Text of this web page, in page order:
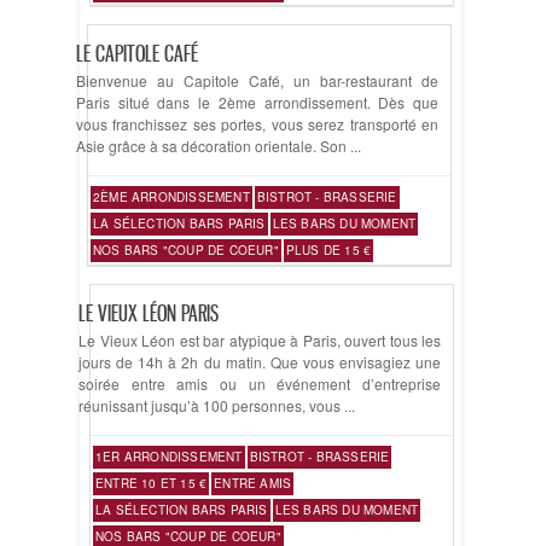
LE CAPITOLE CAFÉ
Bienvenue au Capitole Café, un bar-restaurant de
Paris situé dans le 2ème arrondissement. Dès que
vous franchissez ses portes, vous serez transporté en
Asie grâce à sa décoration orientale. Son ...
2ÈME ARRONDISSEMENT BISTROT - BRASSERIE
LA SÉLECTION BARS PARIS LES BARS DU MOMENT
NOS BARS "COUP DE COEUR" PLUS DE 15 €
LE VIEUX LÉON PARIS
Le Vieux Léon est bar atypique à Paris, ouvert tous les
jours de 14h à 2h du matin. Que vous envisagiez une
soirée entre amis ou un événement d’entreprise
réunissant jusqu’à 100 personnes, vous ...
1ER ARRONDISSEMENT BISTROT - BRASSERIE
ENTRE 10 ET 15 € ENTRE AMIS
LA SÉLECTION BARS PARIS LES BARS DU MOMENT
NOS BARS "COUP DE COEUR"